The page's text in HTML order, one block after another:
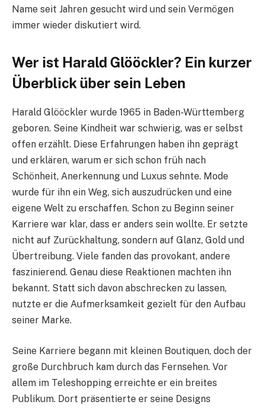
Name seit Jahren gesucht wird und sein Vermögen
immer wieder diskutiert wird.
Wer ist Harald Glööckler? Ein kurzer
Überblick über sein Leben
Harald Glööckler wurde 1965 in Baden-Württemberg
geboren. Seine Kindheit war schwierig, was er selbst
offen erzählt. Diese Erfahrungen haben ihn geprägt
und erklären, warum er sich schon früh nach
Schönheit, Anerkennung und Luxus sehnte. Mode
wurde für ihn ein Weg, sich auszudrücken und eine
eigene Welt zu erschaffen. Schon zu Beginn seiner
Karriere war klar, dass er anders sein wollte. Er setzte
nicht auf Zurückhaltung, sondern auf Glanz, Gold und
Übertreibung. Viele fanden das provokant, andere
faszinierend. Genau diese Reaktionen machten ihn
bekannt. Statt sich davon abschrecken zu lassen,
nutzte er die Aufmerksamkeit gezielt für den Aufbau
seiner Marke.
Seine Karriere begann mit kleinen Boutiquen, doch der
große Durchbruch kam durch das Fernsehen. Vor
allem im Teleshopping erreichte er ein breites
Publikum. Dort präsentierte er seine Designs